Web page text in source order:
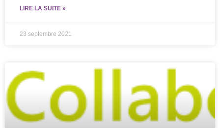
LIRE LA SUITE »
23 septembre 2021